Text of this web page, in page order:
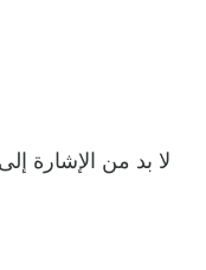
لا بد من الإشارة